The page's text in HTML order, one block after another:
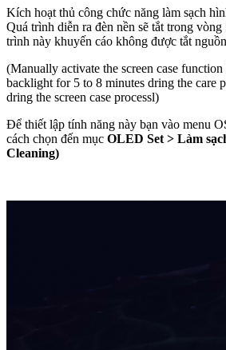
Kích hoạt thủ công chức năng làm sạch
Quá trình diễn ra đèn nền sẽ tắt trong
trình này khuyến cáo không được tắt
(Manually activate the screen case
backlight for 5 to 8 minutes dring the care
dring the screen case processl)
Để thiết lập tính năng này bạn vào menu
cách chọn đến mục OLED Set > Làm
Cleaning)